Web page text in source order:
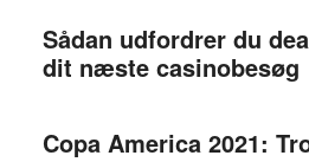
Sådan udfordrer du
dit næste casinobesøg
Copa America 2021: